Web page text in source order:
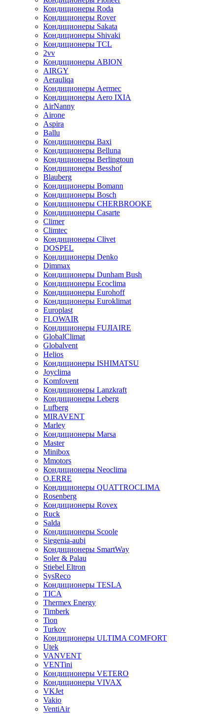
Кондиционеры Roda
Кондиционеры Rover
Кондиционеры Sakata
Кондиционеры Shivaki
Кондиционеры TCL
2vv
Кондиционеры ABION
AIRGY
Aerauliqa
Кондиционеры Aermec
Кондиционеры Aero IXIA
AirNanny
Airone
Aspira
Ballu
Кондиционеры Baxi
Кондиционеры Belluna
Кондиционеры Berlingtoun
Кондиционеры Besshof
Blauberg
Кондиционеры Bomann
Кондиционеры Bosch
Кондиционеры CHERBROOKE
Кондиционеры Casarte
Climer
Climtec
Кондиционеры Clivet
DOSPEL
Кондиционеры Denko
Dimmax
Кондиционеры Dunham Bush
Кондиционеры Ecoclima
Кондиционеры Eurohoff
Кондиционеры Euroklimat
Europlast
FLOWAIR
Кондиционеры FUJIAIRE
GlobalClimat
Globalvent
Helios
Кондиционеры ISHIMATSU
Joyclima
Komfovent
Кондиционеры Lanzkraft
Кондиционеры Leberg
Lufberg
MIRAVENT
Marley
Кондиционеры Marsa
Master
Minibox
Mmotors
Кондиционеры Neoclima
O.ERRE
Кондиционеры QUATTROCLIMA
Rosenberg
Кондиционеры Rovex
Ruck
Salda
Кондиционеры Scoole
Siegenia-aubi
Кондиционеры SmartWay
Soler & Palau
Stiebel Eltron
SysReco
Кондиционеры TESLA
TICA
Thermex Energy
Timberk
Tion
Turkov
Кондиционеры ULTIMA COMFORT
Utek
VANVENT
VENTini
Кондиционеры VETERO
Кондиционеры VIVAX
VKJet
Vakio
VentiAir